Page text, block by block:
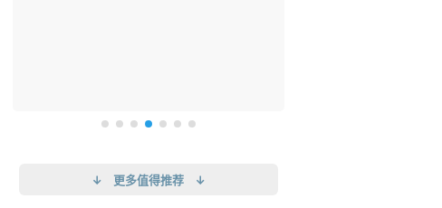
↓ 更多值得推荐 ↓